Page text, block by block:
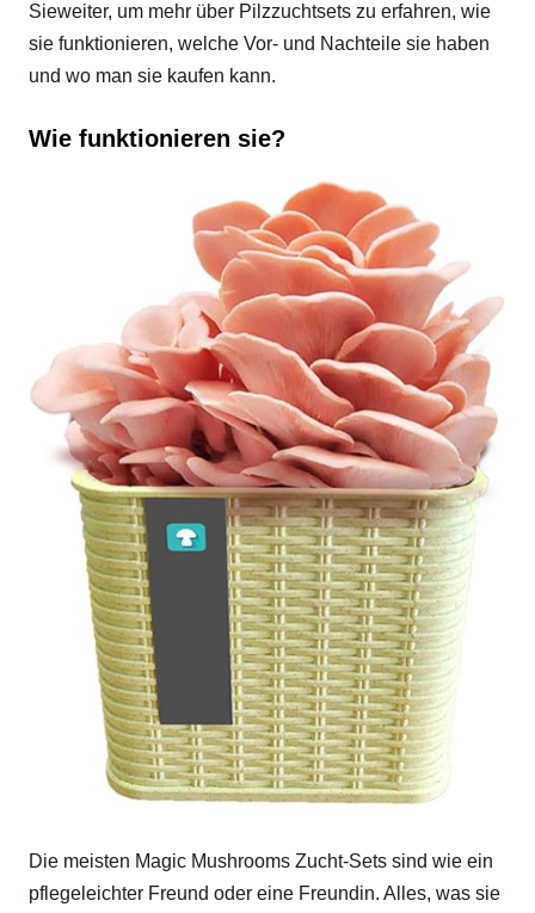
Sieweiter, um mehr über Pilzzuchtsets zu erfahren, wie
sie funktionieren, welche Vor- und Nachteile sie haben
und wo man sie kaufen kann.
Wie funktionieren sie?
Die meisten Magic Mushrooms Zucht-Sets sind wie ein
pflegeleichter Freund oder eine Freundin. Alles, was sie